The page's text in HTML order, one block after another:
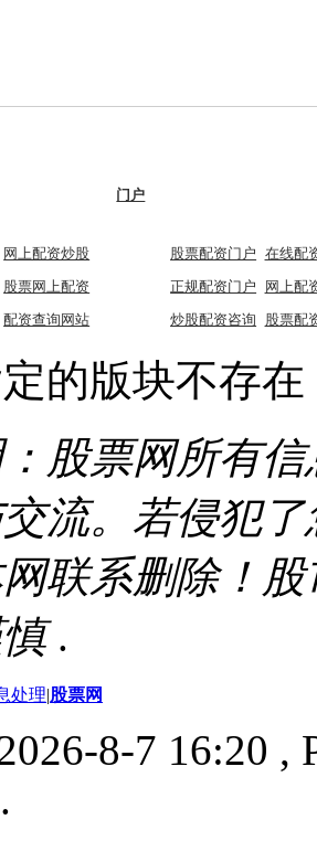
网上配资炒股
股票网上配资
配资查询网站
门户
股票配资门户 在线配
正规配资门户
网上配
炒股配资咨询
股票配
的版块不存在
股票网所有
流。若侵犯
联系删除！
.
处理|股票网
8-7 16:20 ,